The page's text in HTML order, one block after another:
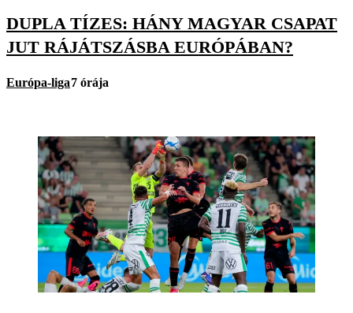
DUPLA TÍZES: HÁNY MAGYAR CSAPAT
JUT RÁJÁTSZÁSBA EURÓPÁBAN?
Európa-liga7 órája